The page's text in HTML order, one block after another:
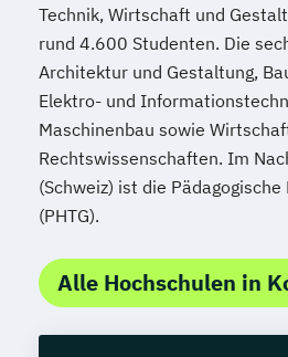
Technik, Wirtschaft und
rund 4.600 Studenten. Die
Architektur und Gestaltung,
Elektro- und
Maschinenbau sowie
Rechtswissenschaften. Im
(Schweiz) ist die
(PHTG).
Alle Hochschulen in